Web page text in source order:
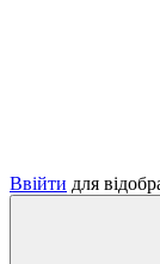
Ввійти для